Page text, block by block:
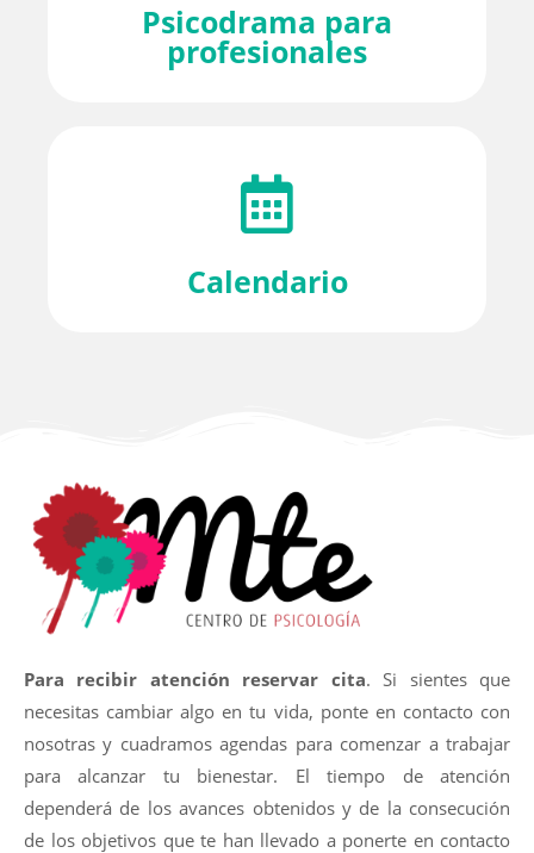
Psicodrama para
profesionales
Calendario
Para recibir atención reservar cita. Si sientes que
necesitas cambiar algo en tu vida, ponte en contacto con
nosotras y cuadramos agendas para comenzar a trabajar
para alcanzar tu bienestar. El tiempo de atención
dependerá de los avances obtenidos y de la consecución
de los objetivos que te han llevado a ponerte en contacto